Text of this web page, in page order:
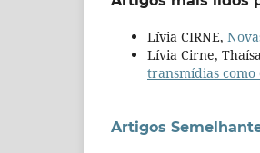
Lívia CIRNE,
Lívia Cirne,
transmídias
Artigos